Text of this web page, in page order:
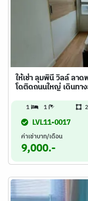
ให้เช่า ลุมพินี วิลล์ ลา
โดติดถนนใหญ่ เดินทา
1 1
LVL11-0017
ค่าเช่าบาท/เดือน
9,000.-